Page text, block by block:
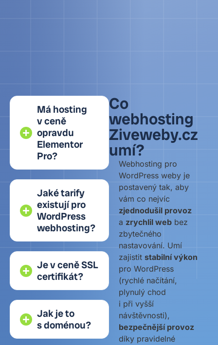
Má hosting
v ceně
opravdu
Elementor
Pro?
Jaké tarify
existují pro
WordPress
webhosting?
Je v ceně SSL
certifikát?
Jak je to
s doménou?
Co
webhosting
Ziveweby.cz
umí?
Webhosting pro
WordPress weby je
postavený tak, aby
vám co nejvíc
zjednodušil provoz
a zrychlil web bez
zbytečného
nastavování. Umí
zajistit stabilní výkon
pro WordPress
(rychlé načítání,
plynulý chod
i při vyšší
návštěvnosti),
bezpečnější provoz
díky pravidelné